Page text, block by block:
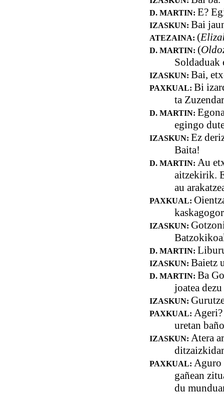
D. MARTIN: E?
IZASKUN: Bai
ATEZAINA: (
D. MARTIN: (
Soldaduak
IZASKUN: Bai,
PAXKUAL: Bi
ta
D. MARTIN:
egingo
IZASKUN: Ez
Baita!
D. MARTIN: Au
aitzekirik.
au
PAXKUAL:
IZASKUN:
D. MARTIN:
IZASKUN: Baietz
D. MARTIN: Ba
joatea
IZASKUN:
PAXKUAL:
uretan
IZASKUN: Atera
PAXKUAL: Aguro
gañean
du